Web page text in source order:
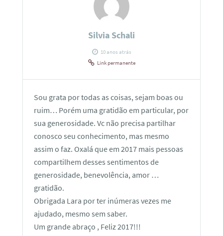
Silvia Schali
10 anos atrás
Link permanente
Sou grata por todas as coisas, sejam boas ou
ruim… Porém uma gratidão em particular, por
sua generosidade. Vc não precisa partilhar
conosco seu conhecimento, mas mesmo
assim o faz. Oxalá que em 2017 mais pessoas
compartilhem desses sentimentos de
generosidade, benevolência, amor …
gratidão.
Obrigada Lara por ter inúmeras vezes me
ajudado, mesmo sem saber.
Um grande abraço , Feliz 2017!!!